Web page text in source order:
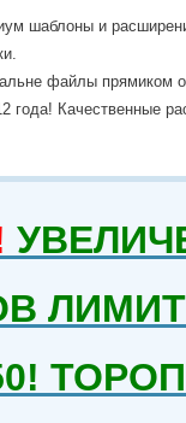
шаблоны и
файлы прямиком
года! Качественные